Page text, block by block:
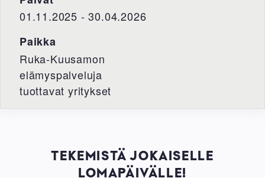
01.11.2025 - 30.04.2026
Paikka
Ruka-Kuusamon
elämyspalveluja
tuottavat yritykset
TEKEMISTÄ JOKAISELLE
LOMAPÄIVÄLLE!